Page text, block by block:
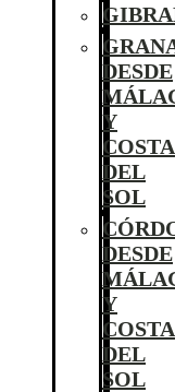
DESDE
Y
COSTA
DEL
SOL
DESDE
Y
COSTA
DEL
SOL